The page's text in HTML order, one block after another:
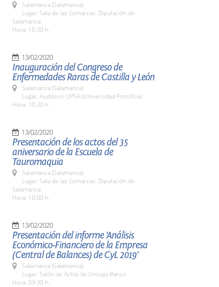
Salamanca (Salamanca)
Lugar: Sala de las Comarcas. Diputación de
Salamanca
Hora: 10:30 h.
13/02/2020
Inauguración del Congreso de
Enfermedades Raras de Castilla y León
Salamanca (Salamanca)
Lugar: Auditorio UPSA (Universidad Pontificia)
Hora: 10:30 h.
13/02/2020
Presentación de los actos del 35
aniversario de la Escuela de
Tauromaquia
Salamanca (Salamanca)
Lugar: Sala de las Comarcas. Diputación de
Salamanca
Hora: 10:00 h.
13/02/2020
Presentación del informe 'Análisis
Económico-Financiero de la Empresa
(Central de Balances) de CyL 2019'
Salamanca (Salamanca)
Lugar: Salón de Actos de Unicaja Banco
Hora: 09:30 h.